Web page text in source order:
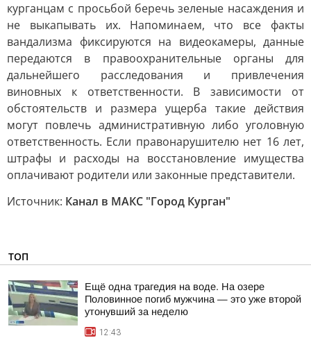
курганцам с просьбой беречь зеленые насаждения и
не выкапывать их. Напоминаем, что все факты
вандализма фиксируются на видеокамеры, данные
передаются в правоохранительные органы для
дальнейшего расследования и привлечения
виновных к ответственности. В зависимости от
обстоятельств и размера ущерба такие действия
могут повлечь административную либо уголовную
ответственность. Если правонарушителю нет 16 лет,
штрафы и расходы на восстановление имущества
оплачивают родители или законные представители.
Источник: Канал в МАКС "Город Курган"
ТОП
Ещё одна трагедия на воде. На озере
Половинное погиб мужчина — это уже второй
утонувший за неделю
12:43